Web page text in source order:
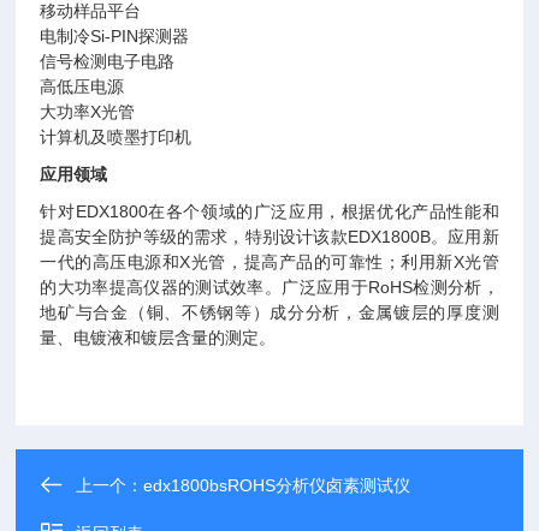
移动样品平台
电制冷Si-PIN探测器
信号检测电子电路
高低压电源
大功率X光管
计算机及喷墨打印机
应用领域
针对EDX1800在各个领域的广泛应用，根据优化产品性能和
提高安全防护等级的需求，特别设计该款EDX1800B。应用新
一代的高压电源和X光管，提高产品的可靠性；利用新X光管
的大功率提高仪器的测试效率。广泛应用于RoHS检测分析，
地矿与合金（铜、不锈钢等）成分分析，金属镀层的厚度测
量、电镀液和镀层含量的测定。
上一个：edx1800bsROHS分析仪卤素测试仪